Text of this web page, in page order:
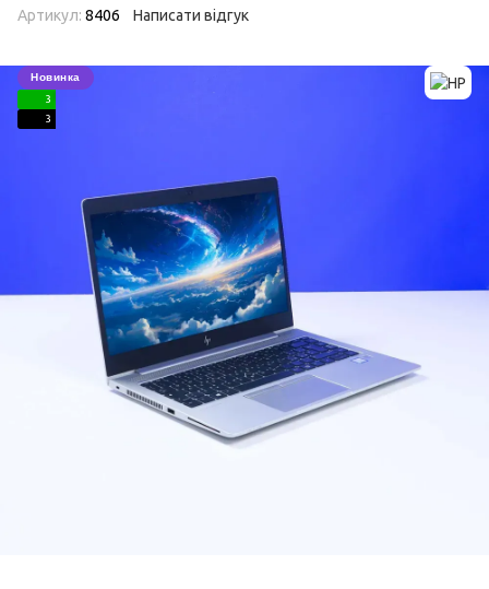
Артикул: 8406 Написати відгук
Новинка
3
3